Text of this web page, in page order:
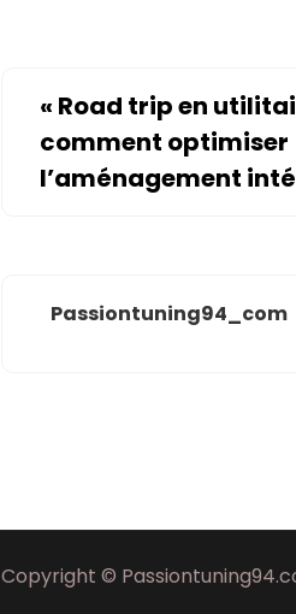
« Road trip en
comment optimiser
l’aménagement
Passiontuning94_com
Copyright ©